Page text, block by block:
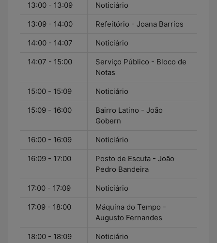
13:00 - 13:09 Noticiário
13:09 - 14:00 Refeitório - Joana Barrios
14:00 - 14:07 Noticiário
14:07 - 15:00
Serviço Público - Bloco de
Notas
15:00 - 15:09 Noticiário
15:09 - 16:00
Bairro Latino - João
Gobern
16:00 - 16:09 Noticiário
16:09 - 17:00
Posto de Escuta - João
Pedro Bandeira
17:00 - 17:09 Noticiário
17:09 - 18:00
Máquina do Tempo -
Augusto Fernandes
18:00 - 18:09 Noticiário